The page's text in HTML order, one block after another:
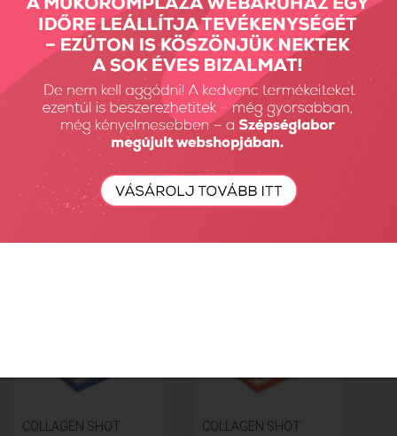
L-CARNITINE SHOT
L-CARNITINE SHOT
3.000 mg...
9480 Ft
COLLAGEN SHOT
COLLAGEN SHOT